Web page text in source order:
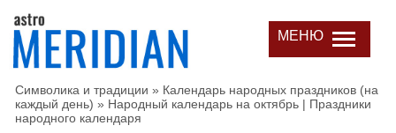
МЕНЮ
Символика и традиции » Календарь народных праздников (на
каждый день) » Народный календарь на октябрь | Праздники
народного календаря